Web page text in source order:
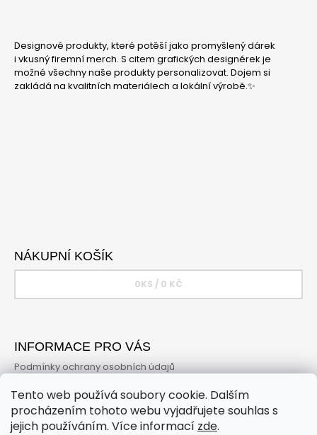
Tento web používá soubory cookie. Dalším
procházením tohoto webu vyjadřujete souhlas s
jejich používáním. Více informací zde.
Designové produkty, které potěší jako promyšlený dárek
i vkusný firemní merch. S citem grafických designérek je
možné všechny naše produkty personalizovat. Dojem si
zakládá na kvalitních materiálech a lokální výrobě.✨
NÁKUPNÍ KOŠÍK
0KS / 0 KČ
INFORMACE PRO VÁS
Podmínky ochrany osobních údajů
Obchodní podmínky
Online vrácení zboží